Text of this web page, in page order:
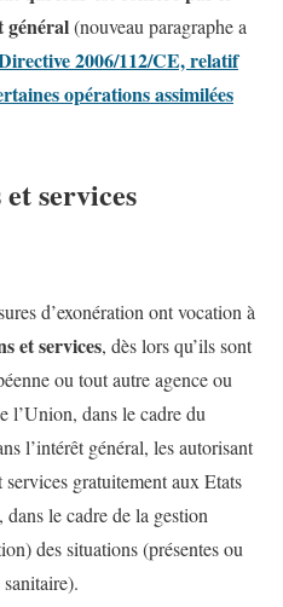
général(nouveau paragraphe a
2006/112/CE, relatif
opérations assimilées
services
d’exonération ont vocation à
et services, dès lors qu’ils sont
ou tout autre agence ou
l’Union, dans le cadre du
l’intérêt général, les autorisant
gratuitement aux Etats
le cadre de la gestion
des situations (présentes ou